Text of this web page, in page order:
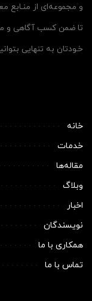
و مجموعه‌ای از منـابع
تا ضمن کسب آگاهی و
خـودتان به تنهایی
خانه
خدمات
مقاله‌ها
وبلاگ
اخبار
نویسندگان
همکاری با ما
تماس با ما